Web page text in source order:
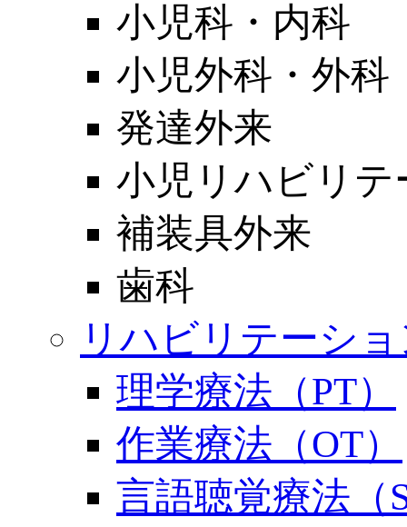
小児科・内科
小児外科・外科
発達外来
小児リハビリ
補装具外来
歯科
リハビリテーシ
理学療法（PT）
作業療法（OT）
言語聴覚療法（